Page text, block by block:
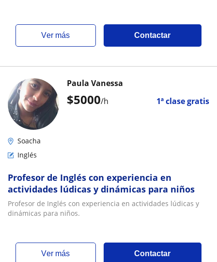
ver más Contactar
$5000/h 1ª clase gratis
Paula Vanessa
Soacha
Inglés
Profesor de Inglés con experiencia en
actividades lúdicas y dinámicas para niños
Profesor de Inglés con experiencia en actividades lúdicas y
dinámicas para niños.
ver más Contactar